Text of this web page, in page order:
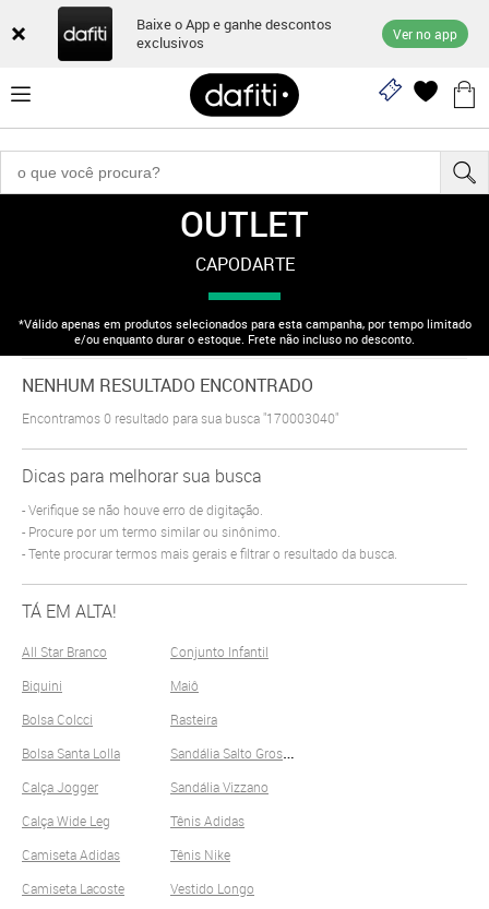
Baixe o App e ganhe descontos
exclusivos
Ver no app
OUTLET
CAPODARTE
*Válido apenas em produtos selecionados para esta campanha, por tempo limitado
e/ou enquanto durar o estoque. Frete não incluso no desconto.
NENHUM RESULTADO ENCONTRADO
Encontramos0 resultado para sua busca"170003040"
Dicas para melhorar sua busca
Verifique se não houve erro de digitação.
Procure por um termo similar ou sinônimo.
Tente procurar termos mais gerais e filtrar o resultado da busca.
TÁ EM ALTA!
All Star Branco
Biquini
Bolsa Colcci
Bolsa Santa Lolla
Calça Jogger
Calça Wide Leg
Camiseta Adidas
Camiseta Lacoste
Conjunto Infantil
Maiô
Rasteira
S
andália Salto Grosso
Sandália Vizzano
Tênis Adidas
Tênis Nike
Vestido Longo